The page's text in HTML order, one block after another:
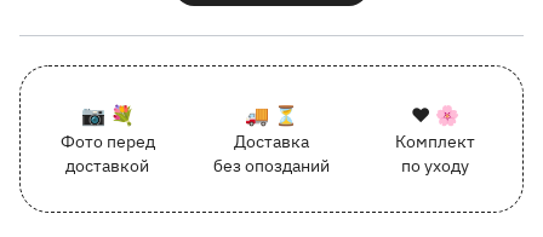
Почему выбирают Флорео
К каждому заказу прилагается:
Фото перед
доставкой
📷 💐
Доставка
без опозданий
🚚 ⏳
Доставим заказ точно в оговоренное
Комплект
по уходу
❤️ 🌸
Добавим к букету
Качественный сервис
162 отзыва с оценкой 5.0 ⭐